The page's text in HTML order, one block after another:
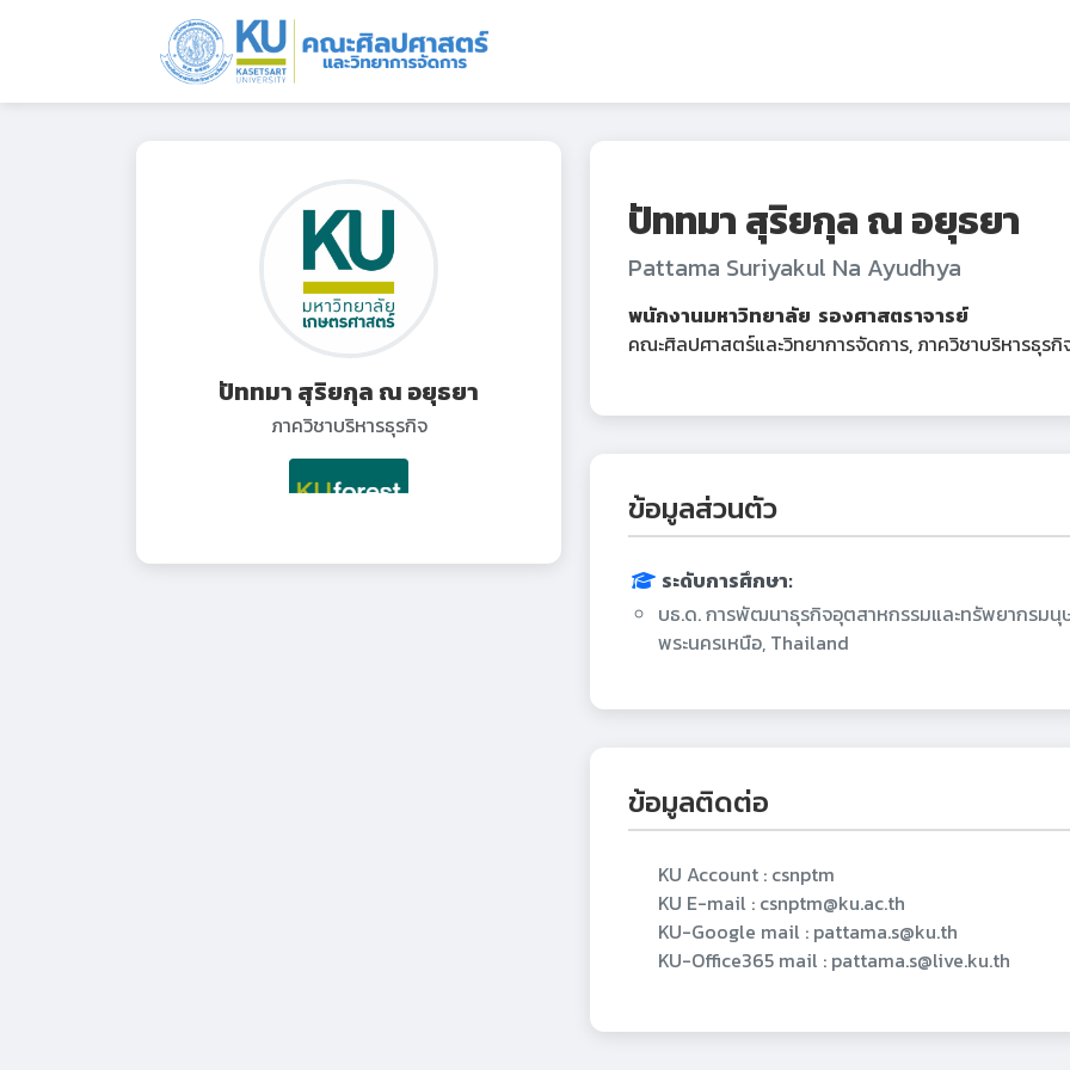
ปัททมา สุริยกุล ณ อยุธยา
ภาควิชาบริหารธุรกิจ
ปัททมา สุริยกุล ณ อยุธยา
Pattama Suriyakul Na Ayudhya
พนักงานมหาวิทยาลัย รองศาสตราจารย์
คณะศิลปศาสตร์และวิทยาการจัดการ, ภาควิชาบริหารธุรกิ
ข้อมูลส่วนตัว
ระดับการศึกษา:
บธ.ด. การพัฒนาธุรกิจอุตสาหกรรมและทรัพยากรมนุ
พระนครเหนือ, Thailand
ข้อมูลติดต่อ
KU Account : csnptm
KU E-mail : csnptm@ku.ac.th
KU-Google mail : pattama.s@ku.th
KU-Office365 mail : pattama.s@live.ku.th